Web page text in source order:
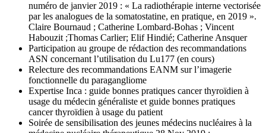
numéro de janvier 2019 : « La radiothérapie interne vectorisée
par les analogues de la somatostatine, en pratique, en 2019 ».
Claire Bournaud ; Catherine Lombard-Bohas ; Vincent
Habouzit ;Thomas Carlier; Elif Hindié; Catherine Ansquer
Participation au groupe de rédaction des recommandations
ASN concernant l’utilisation du Lu177 (en cours)
Relecture des recommandations EANM sur l’imagerie
fonctionnelle du paragangliome
Expertise Inca : guide bonnes pratiques cancer thyroïdien à
usage du médecin généraliste et guide bonnes pratiques
cancer thyroïdien à usage du patient
Soirée de sensibilisation des jeunes médecins nucléaires à la